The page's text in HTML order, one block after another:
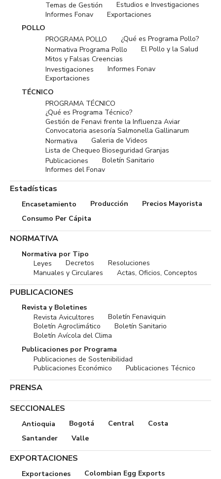
Temas de Gestión
Estudios e Investigaciones
Informes Fonav
Exportaciones
POLLO
PROGRAMA POLLO
¿Qué es Programa Pollo?
Normativa Programa Pollo
El Pollo y la Salud
Mitos y Falsas Creencias
Investigaciones
Informes Fonav
Exportaciones
TÉCNICO
PROGRAMA TÉCNICO
¿Qué es Programa Técnico?
Gestión de Fenavi frente la Influenza Aviar
Convocatoria asesoría Salmonella Gallinarum
Normativa
Galeria de Videos
Lista de Chequeo Bioseguridad Granjas
Publicaciones
Boletín Sanitario
Informes del Fonav
Estadísticas
Encasetamiento Producción
Precios Mayorista
Consumo Per Cápita
NORMATIVA
Normativa por Tipo
Leyes
Decretos
Resoluciones
Manuales y Circulares
Actas, Oficios, Conceptos
PUBLICACIONES
Revista y Boletines
Revista Avicultores
Boletín Fenaviquin
Boletín Agroclimático
Boletín Sanitario
Boletín Avícola del Clima
Publicaciones por Programa
Publicaciones de Sostenibilidad
Publicaciones Económico
Publicaciones Técnico
PRENSA
SECCIONALES
Antioquia Bogotá Central
Costa
Santander
Valle
EXPORTACIONES
Exportaciones Colombian Egg Exports